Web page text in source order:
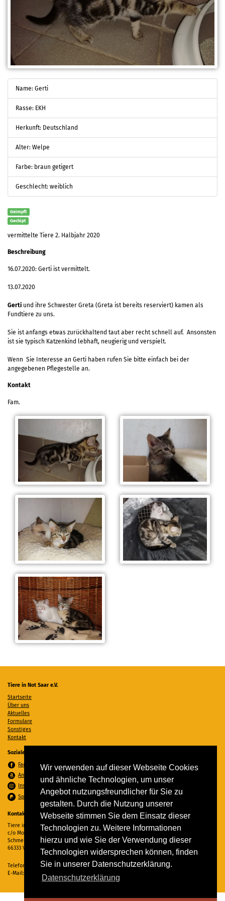
Wir verwenden auf dieser Webseite Cookies
und ähnliche Technologien, um unser
Angebot nutzungsfreundlicher für Sie zu
gestalten. Durch die Nutzung unserer
Webseite stimmen Sie dem Einsatz dieser
Technologien zu. Weitere Informationen
hierzu und wie Sie der Verwendung dieser
Technologien widersprechen können, finden
Sie in unserer Datenschutzerklärung.
Datenschutzerklärung
Name: Gerti
Rasse: EKH
Herkunft: Deutschland
Alter: Welpe
Farbe: braun getigert
Geschlecht: weiblich
Geimpft
Gechipt
vermittelte Tiere 2. Halbjahr 2020
Beschreibung
16.07.2020: Gerti ist vermittelt.
13.07.2020
Gerti und ihre Schwester Greta (Greta ist bereits reserviert) kamen als
Fundtiere zu uns.
Sie ist anfangs etwas zurückhaltend taut aber recht schnell auf. Ansonsten
ist sie typisch Katzenkind lebhaft, neugierig und verspielt.
Wenn Sie Interesse an Gerti haben rufen Sie bitte einfach bei der
angegebenen Pflegestelle an.
Kontakt
Fam.
Tiere in Not Saar e.V.
Startseite
Über uns
Aktuelles
Formulare
Sonstiges
Kontakt
Soziale Medien
Facebook
Amazon Wunschzettel
Instagram
Spenden per PayPal
Kontakt
Tiere in Not Saar e.V.
c/o Monika Ewen
Schmelzer Straße 22
66333 Völklingen
Telefon:
06898 294862
E-Mail:
info@tiere-in-not-saar.de